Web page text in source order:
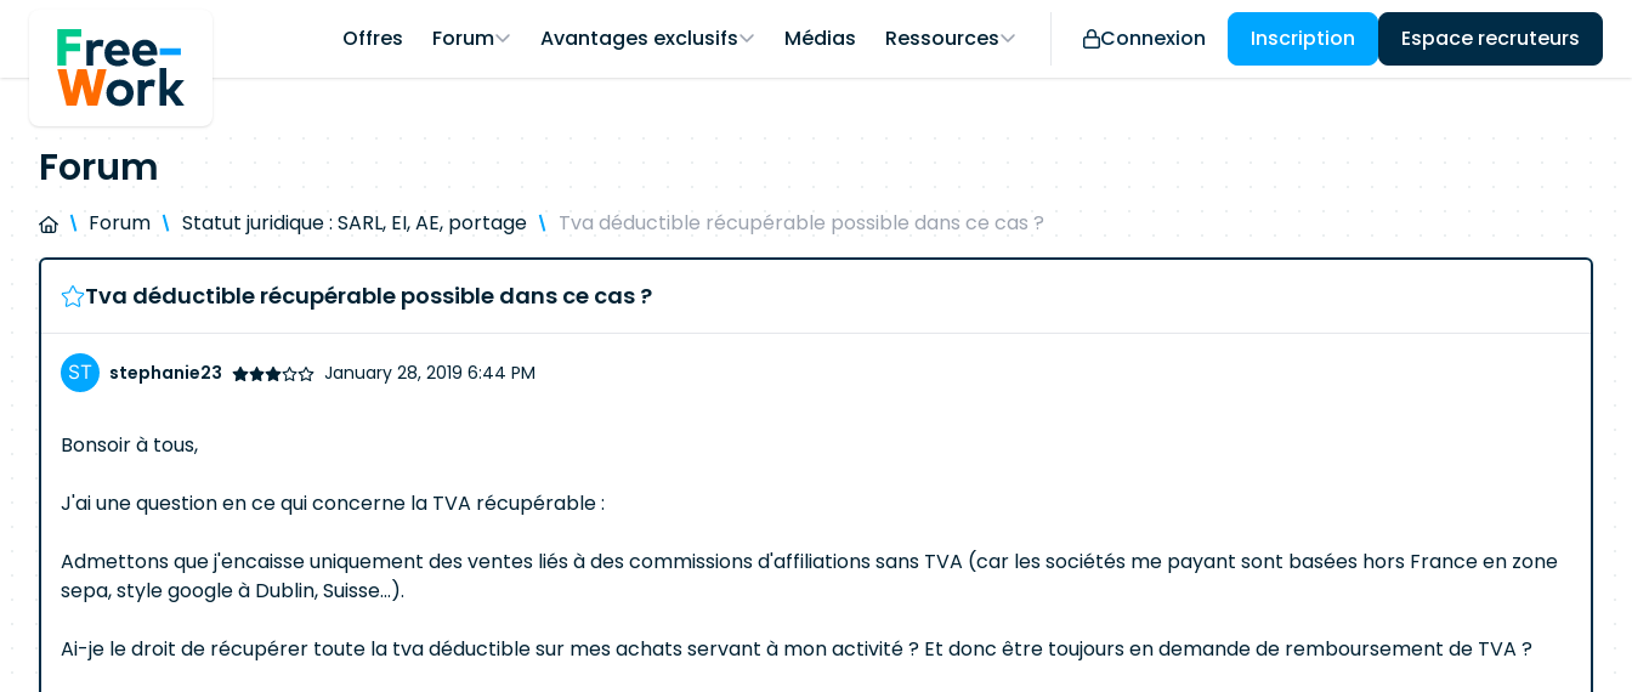
Offres Forum Avantages exclusifs Médias Ressources Connexion Inscription Espace recruteurs
Forum
Forum Statut juridique : SARL, EI, AE, portage Tva déductible récupérable possible dans ce cas ?
Tva déductible récupérable possible dans ce cas ?
stephanie23 January 28, 2019 6:44 PM
Bonsoir à tous,
J'ai une question en ce qui concerne la TVA récupérable :
Admettons que j'encaisse uniquement des ventes liés à des commissions d'affiliations sans TVA (car les sociétés me payant sont basées hors France en zone
sepa, style google à Dublin, Suisse...).
Ai-je le droit de récupérer toute la tva déductible sur mes achats servant à mon activité ? Et donc être toujours en demande de remboursement de TVA ?